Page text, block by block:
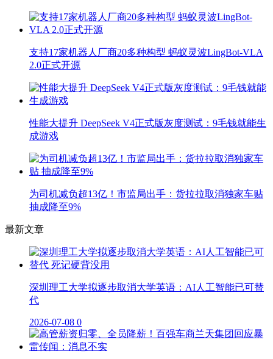
支持17家机器人厂商20多种构型 蚂蚁灵波LingBot-VLA
2.0正式开源
性能大提升 DeepSeek V4正式版灰度测试：9毛钱就能生
成游戏
为司机减负超13亿！市监局出手：货拉拉取消独家车贴
抽成降至9%
最新文章
深圳理工大学拟逐步取消大学英语：AI人工智能已可替
代
2026-07-08 0